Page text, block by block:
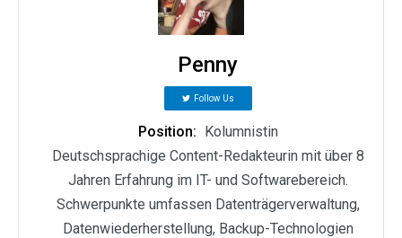
Penny
Follow Us
Position: Kolumnistin
Deutschsprachige Content-Redakteurin mit über 8
Jahren Erfahrung im IT- und Softwarebereich.
Schwerpunkte umfassen Datenträgerverwaltung,
Datenwiederherstellung, Backup-Technologien